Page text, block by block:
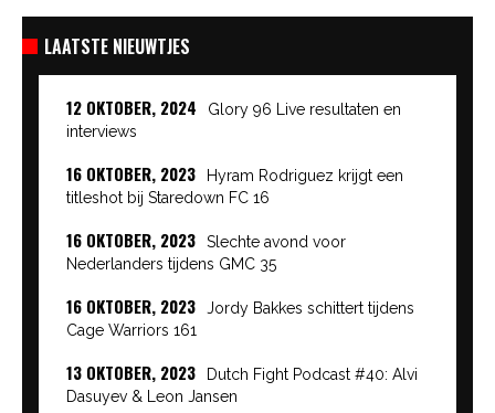
LAATSTE NIEUWTJES
12 OKTOBER, 2024
Glory 96 Live resultaten en
interviews
16 OKTOBER, 2023
Hyram Rodriguez krijgt een
titleshot bij Staredown FC 16
16 OKTOBER, 2023
Slechte avond voor
Nederlanders tijdens GMC 35
16 OKTOBER, 2023
Jordy Bakkes schittert tijdens
Cage Warriors 161
13 OKTOBER, 2023
Dutch Fight Podcast #40: Alvi
Dasuyev & Leon Jansen